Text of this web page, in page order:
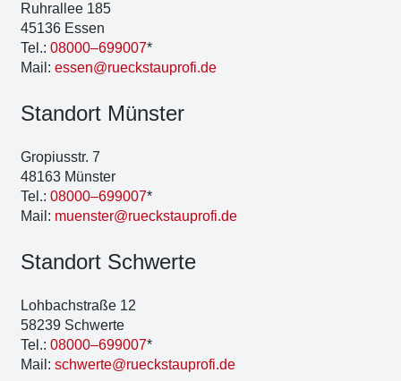
Ruhr­al­lee 185
45136 Essen
Tel.: 08000–699007*
Mail: essen@rueckstauprofi.de
Stand­ort Müns­ter
Gro­pi­us­str. 7
48163 Müns­ter
Tel.: 08000–699007*
Mail: muenster@rueckstauprofi.de
Stand­ort Schwer­te
Loh­bach­stra­ße 12
58239 Schwer­te
Tel.: 08000–699007*
Mail: schwerte@rueckstauprofi.de